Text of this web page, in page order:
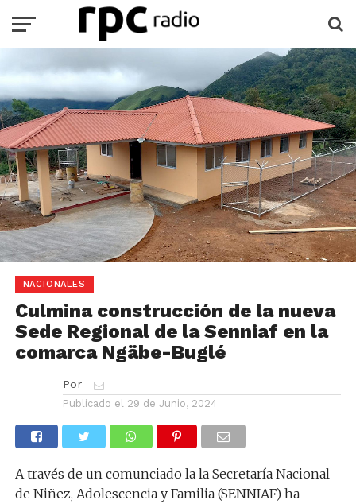
NACIONALES
Culmina construcción de la nueva
Sede Regional de la Senniaf en la
comarca Ngäbe-Buglé
Por
Publicado el 29 de Junio, 2024
A través de un comunciado la la Secretaría Nacional
de Niñez, Adolescencia y Familia (SENNIAF) ha